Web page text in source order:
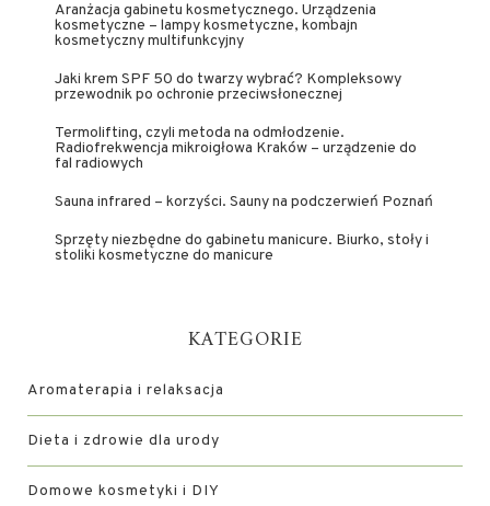
Aranżacja gabinetu kosmetycznego. Urządzenia
kosmetyczne – lampy kosmetyczne, kombajn
kosmetyczny multifunkcyjny
Jaki krem SPF 50 do twarzy wybrać? Kompleksowy
przewodnik po ochronie przeciwsłonecznej
Termolifting, czyli metoda na odmłodzenie.
Radiofrekwencja mikroigłowa Kraków – urządzenie do
fal radiowych
Sauna infrared – korzyści. Sauny na podczerwień Poznań
Sprzęty niezbędne do gabinetu manicure. Biurko, stoły i
stoliki kosmetyczne do manicure
KATEGORIE
Aromaterapia i relaksacja
Dieta i zdrowie dla urody
Domowe kosmetyki i DIY